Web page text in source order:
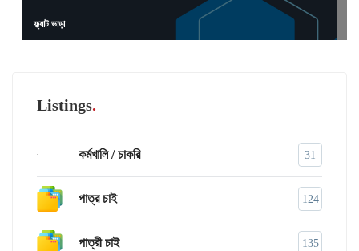
ফ্ল্যাট ভাড়া
Listings
কর্মখালি / চাকরি 31
পাত্র চাই 124
পাত্রী চাই 135